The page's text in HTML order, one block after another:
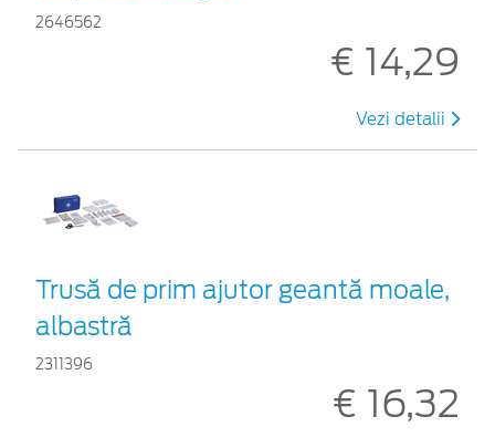
2646562
€ 14,29
Vezi detalii
Trusă de prim ajutor geantă moale,
albastră
2311396
€ 16,32